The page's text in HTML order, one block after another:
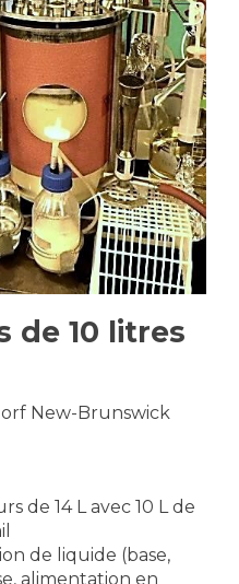
de 10 litres
New-Brunswick
de 14 L avec 10 L de
de liquide (base,
alimentation en